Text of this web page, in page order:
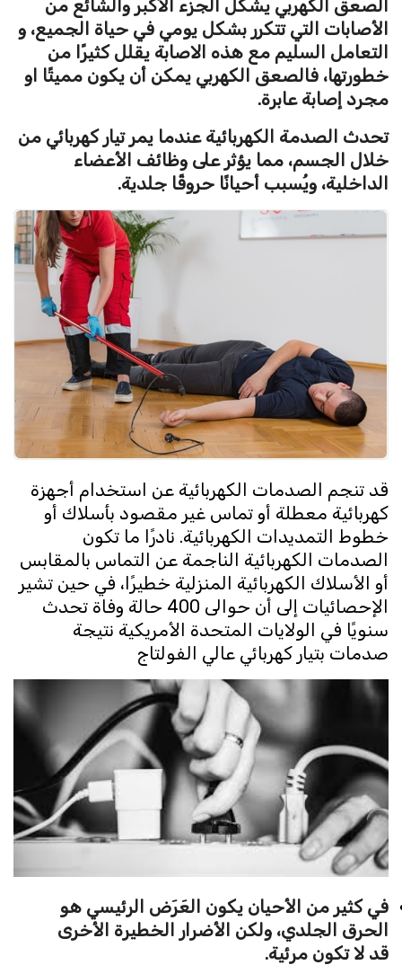
الصعق الكهربي يشكل الجزء الأكبر والشائع من
الأصابات التي تتكرر بشكل يومي في حياة الجميع، و
التعامل السليم مع هذه الاصابة يقلل كثيرًا من
خطورتها، فالصعق الكهربي يمكن أن يكون مميتًا او
مجرد إصابة عابرة.
تحدث الصدمة الكهربائية عندما يمر تيار كهربائي من
خلال الجسم، مما يؤثر على وظائف الأعضاء
الداخلية، ويُسبب أحيانًا حروقًا جلدية.
قد تنجم الصدمات الكهربائية عن استخدام أجهزة
كهربائية معطلة أو تماس غير مقصود بأسلاك أو
خطوط التمديدات الكهربائية. نادرًا ما تكون
الصدمات الكهربائية الناجمة عن التماس بالمقابس
أو الأسلاك الكهربائية المنزلية خطيرًا، في حين تشير
الإحصائيات إلى أن حوالى 400 حالة وفاة تحدث
سنويًا في الولايات المتحدة الأمريكية نتيجة
صدمات بتيار كهربائي عالي الفولتاج
في كثير من الأحيان يكون العَرَض الرئيسي هو
الحرق الجلدي، ولكن الأضرار الخطيرة الأخرى
قد لا تكون مرئية.